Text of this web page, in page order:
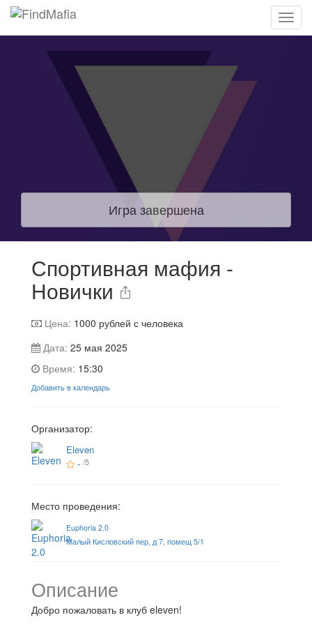
Игра завершена
Спортивная мафия -
Новички
Цена: 1000 рублей с человека
Дата: 25 мая 2025
Время: 15:30
Добавить в календарь
Организатор:
Eleven
- /5
Место проведения:
Euphoria 2.0
Малый Кисловский пер, д 7, помещ 5/1
Описание
Добро пожаловать в клуб eleven!